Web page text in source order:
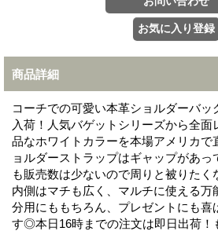
商品詳細
コーチでの可愛い本革ショルダーバッ
入荷！人気バゲットシリーズから全面
品なホワイトカラーを本場アメリカで
ョルダーストラップはギャップがあ
も販売数は少ないので周りと被りたく
内側はマチも広く、マルチに使える万
分用にももちろん、プレゼントにも喜
す◎本日16時までの注文は即日出荷！